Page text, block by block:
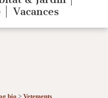
Vacances
bio > Vetements